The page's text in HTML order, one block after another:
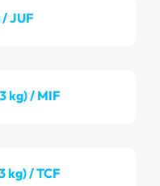
JUF
kg) / MIF
kg) / TCF